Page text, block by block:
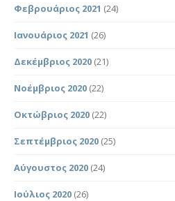
Φεβρουάριος 2021 (24)
Ιανουάριος 2021 (26)
Δεκέμβριος 2020 (21)
Νοέμβριος 2020 (22)
Οκτώβριος 2020 (22)
Σεπτέμβριος 2020 (25)
Αύγουστος 2020 (24)
Ιούλιος 2020 (26)